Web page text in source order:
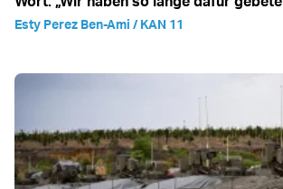
Esty Perez Ben-Ami / KAN 11